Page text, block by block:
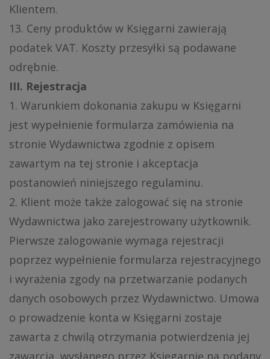
Klientem.
13. Ceny produktów w Księgarni zawierają
podatek VAT. Koszty przesyłki są podawane
odrębnie.
III. Rejestracja
1. Warunkiem dokonania zakupu w Księgarni
jest wypełnienie formularza zamówienia na
stronie Wydawnictwa zgodnie z opisem
zawartym na tej stronie i akceptacja
postanowień niniejszego regulaminu.
2. Klient może także zalogować się na stronie
Wydawnictwa jako zarejestrowany użytkownik.
Pierwsze zalogowanie wymaga rejestracji
poprzez wypełnienie formularza rejestracyjnego
i wyrażenia zgody na przetwarzanie podanych
danych osobowych przez Wydawnictwo. Umowa
o prowadzenie konta w Księgarni zostaje
zawarta z chwilą otrzymania potwierdzenia jej
zawarcia, wysłanego przez Księgarnię na podany